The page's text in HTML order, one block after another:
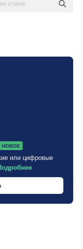
НОВОЕ
или цифровые